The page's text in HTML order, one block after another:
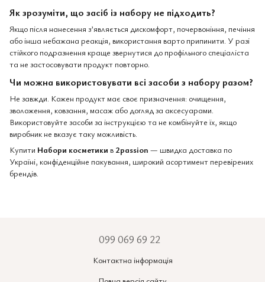
Як зрозуміти, що засіб із набору не підходить?
Якщо після нанесення з’являється дискомфорт, почервоніння, печіння
або інша небажана реакція, використання варто припинити. У разі
стійкого подразнення краще звернутися до профільного спеціаліста
та не застосовувати продукт повторно.
Чи можна використовувати всі засоби з набору разом?
Не завжди. Кожен продукт має своє призначення: очищення,
зволоження, ковзання, масаж або догляд за аксесуарами.
Використовуйте засоби за інструкцією та не комбінуйте їх, якщо
виробник не вказує таку можливість.
Купити Набори косметики в 2passion — швидка доставка по
Україні, конфіденційне пакування, широкий асортимент перевірених
брендів.
099 069 69 22
Контактна інформація